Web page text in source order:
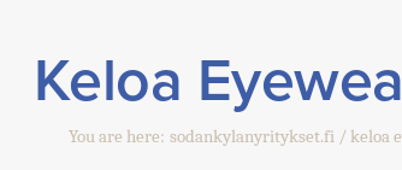
Keloa
You are here: sodankylanyritykset.fi keloa